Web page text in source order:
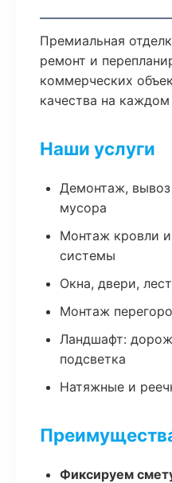
Премиальная
ремонт и
коммерческих
качества на каждом
Наши услуги
Демонтаж, вывоз
мусора
Монтаж кровли
системы
Окна, двери,
Монтаж
Ландшафт:
подсветка
Натяжные и
Фиксируем